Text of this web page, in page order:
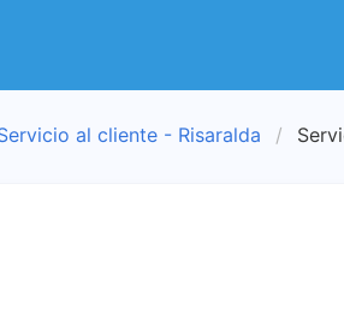
al cliente - Risaralda